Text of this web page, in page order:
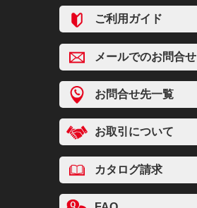
ご利用ガイド
メールでのお問合せ
お問合せ先一覧
お取引について
カタログ請求